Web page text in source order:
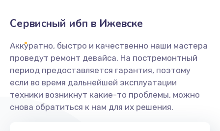
Сервисный ибп в Ижевске
Аккуратно, быстро и качественно наши мастера
проведут ремонт девайса. На постремонтный
период предоставляется гарантия, поэтому
если во время дальнейшей эксплуатации
техники возникнут какие-то проблемы, можно
снова обратиться к нам для их решения.